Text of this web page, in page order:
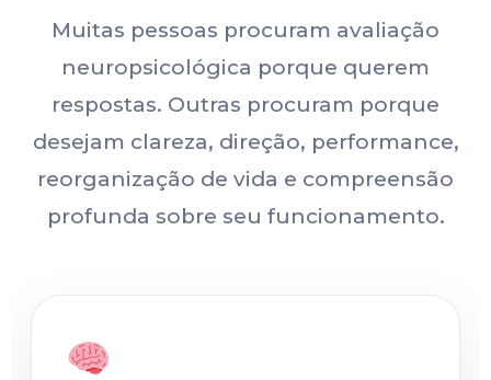
Muitas pessoas procuram avaliação
neuropsicológica porque querem
respostas. Outras procuram porque
desejam clareza, direção, performance,
reorganização de vida e compreensão
profunda sobre seu funcionamento.